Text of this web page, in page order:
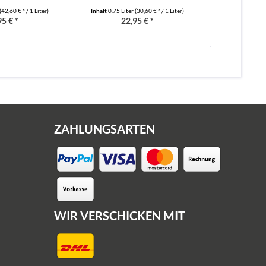
(42,60 € * / 1 Liter)
€ *
Inhalt0.75 Liter(30,60 € * / 1 Liter)
22,95 € *
ZAHLUNGSARTEN
WIR VERSCHICKEN MIT